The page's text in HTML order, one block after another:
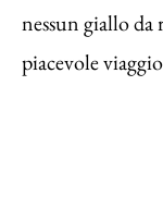
nessun giallo
piacevole